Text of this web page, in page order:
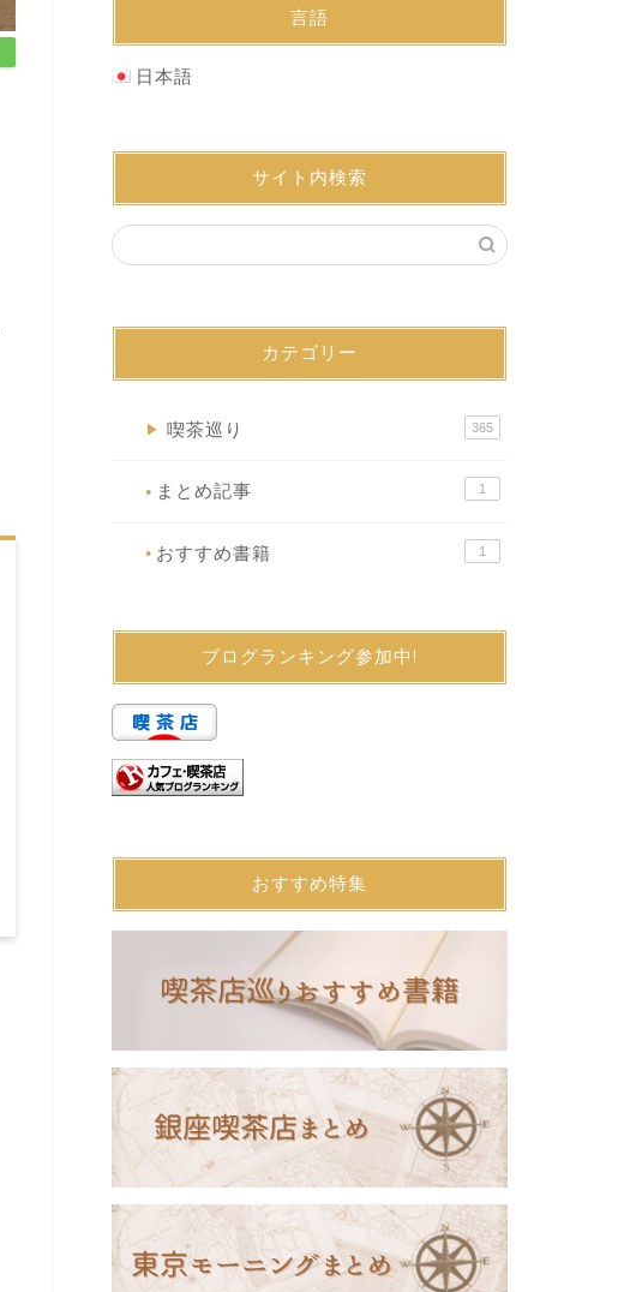
言語
日本語
サイト内検索
カテゴリー
▶ 喫茶巡り 365
● まとめ記事 1
● おすすめ書籍 1
ブログランキング参加中!
おすすめ特集